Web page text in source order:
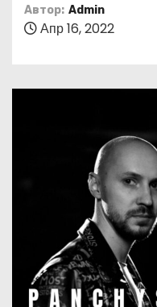
Автор: Admin
Апр 16, 2022